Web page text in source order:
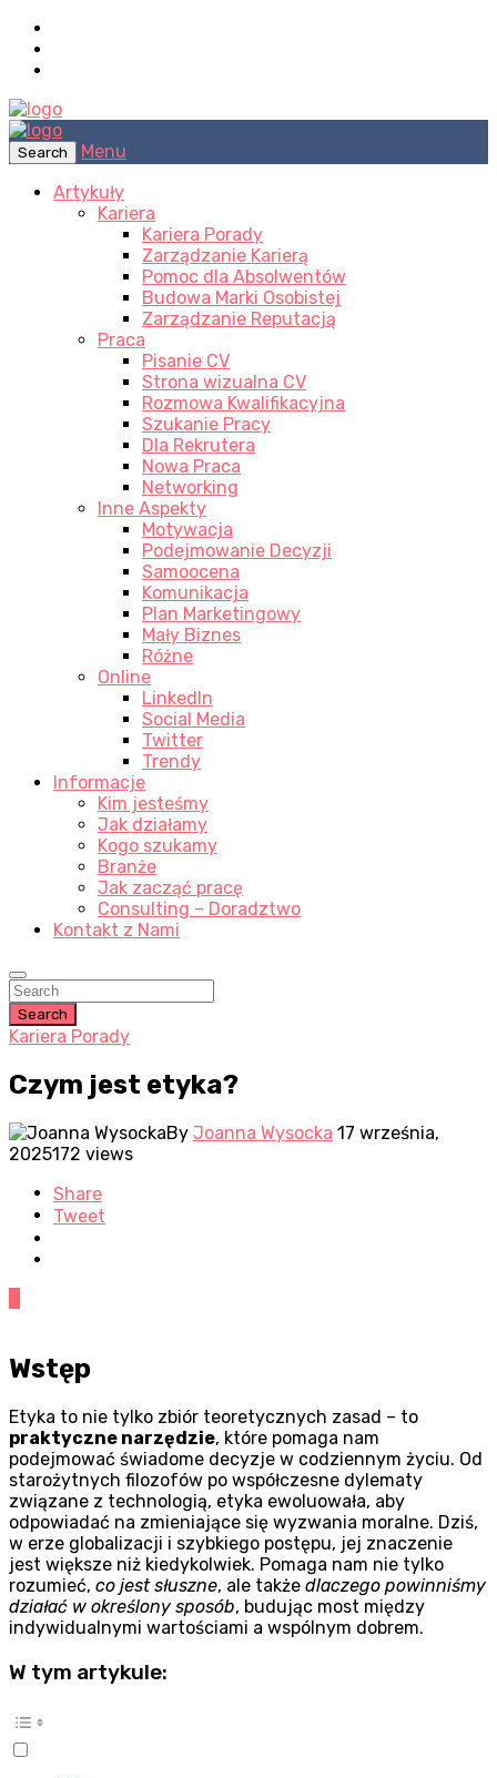
Search
Menu
Artykuły
Kariera
Kariera Porady
Zarządzanie Karierą
Pomoc dla Absolwentów
Budowa Marki Osobistej
Zarządzanie Reputacją
Praca
Pisanie CV
Strona wizualna CV
Rozmowa Kwalifikacyjna
Szukanie Pracy
Dla Rekrutera
Nowa Praca
Networking
Inne Aspekty
Motywacja
Podejmowanie Decyzji
Samoocena
Komunikacja
Plan Marketingowy
Mały Biznes
Różne
Online
LinkedIn
Social Media
Twitter
Trendy
Informacje
Kim jesteśmy
Jak działamy
Kogo szukamy
Branże
Jak zacząć pracę
Consulting – Doradztwo
Kontakt z Nami
Search
Kariera Porady
Czym jest etyka?
By Joanna Wysocka 17 września,
2025172 views
Share
Tweet
Wstęp
Etyka to nie tylko zbiór teoretycznych zasad – to
praktyczne narzędzie, które pomaga nam
podejmować świadome decyzje w codziennym życiu. Od
starożytnych filozofów po współczesne dylematy
związane z technologią, etyka ewoluowała, aby
odpowiadać na zmieniające się wyzwania moralne. Dziś,
w erze globalizacji i szybkiego postępu, jej znaczenie
jest większe niż kiedykolwiek. Pomaga nam nie tylko
rozumieć, co jest słuszne, ale także dlaczego powinniśmy
działać w określony sposób, budując most między
indywidualnymi wartościami a wspólnym dobrem.
W tym artykule: